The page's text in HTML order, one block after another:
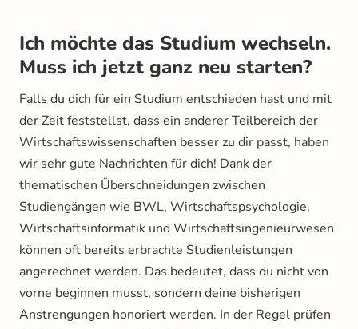
Ich möchte das Studium wechseln.
Muss ich jetzt ganz neu starten?
Falls du dich für ein Studium entschieden hast und mit
der Zeit feststellst, dass ein anderer Teilbereich der
Wirtschaftswissenschaften besser zu dir passt, haben
wir sehr gute Nachrichten für dich! Dank der
thematischen Überschneidungen zwischen
Studiengängen wie BWL, Wirtschaftspsychologie,
Wirtschaftsinformatik und Wirtschaftsingenieurwesen
können oft bereits erbrachte Studienleistungen
angerechnet werden. Das bedeutet, dass du nicht von
vorne beginnen musst, sondern deine bisherigen
Anstrengungen honoriert werden. In der Regel prüfen